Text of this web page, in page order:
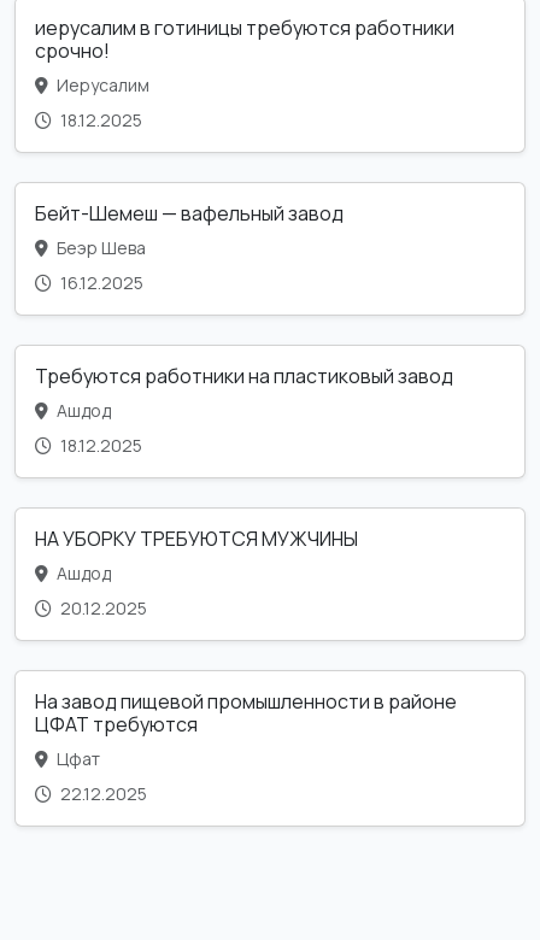
иерусалим в готиницы требуются работники
срочно!
Иерусалим
18.12.2025
Бейт-Шемеш — вафельный завод
Беэр Шева
16.12.2025
Требуются работники на пластиковый завод
Ашдод
18.12.2025
НА УБОРКУ ТРЕБУЮТСЯ МУЖЧИНЫ
Ашдод
20.12.2025
На завод пищевой промышленности в районе
ЦФАТ требуются
Цфат
22.12.2025